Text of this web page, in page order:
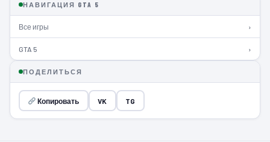
НАВИГАЦИЯ GTA 5
Все игры ›
GTA 5 ›
ПОДЕЛИТЬСЯ
Копировать VK TG